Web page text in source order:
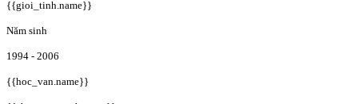
{{gioi_tinh.name}}
Năm sinh
1994 - 2006
{{hoc_van.name}}